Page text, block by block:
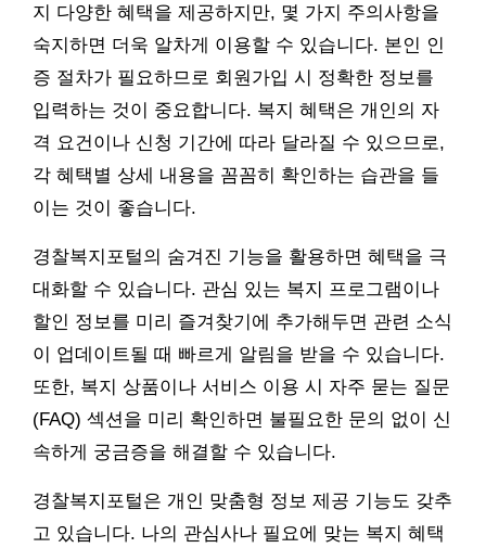
지 다양한 혜택을 제공하지만, 몇 가지 주의사항을
숙지하면 더욱 알차게 이용할 수 있습니다. 본인 인
증 절차가 필요하므로 회원가입 시 정확한 정보를
입력하는 것이 중요합니다. 복지 혜택은 개인의 자
격 요건이나 신청 기간에 따라 달라질 수 있으므로,
각 혜택별 상세 내용을 꼼꼼히 확인하는 습관을 들
이는 것이 좋습니다.
경찰복지포털의 숨겨진 기능을 활용하면 혜택을 극
대화할 수 있습니다. 관심 있는 복지 프로그램이나
할인 정보를 미리 즐겨찾기에 추가해두면 관련 소식
이 업데이트될 때 빠르게 알림을 받을 수 있습니다.
또한, 복지 상품이나 서비스 이용 시 자주 묻는 질문
(FAQ) 섹션을 미리 확인하면 불필요한 문의 없이 신
속하게 궁금증을 해결할 수 있습니다.
경찰복지포털은 개인 맞춤형 정보 제공 기능도 갖추
고 있습니다. 나의 관심사나 필요에 맞는 복지 혜택